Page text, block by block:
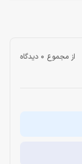
از مجموع 0 دیدگاه